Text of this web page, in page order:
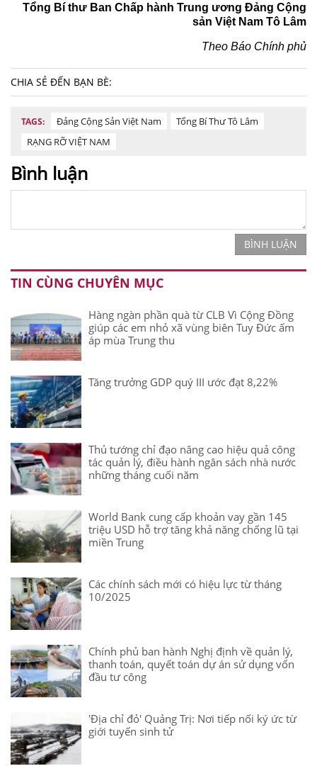
Tổng Bí thư Ban Chấp hành Trung ương Đảng Cộng
sản Việt Nam Tô Lâm
Theo Báo Chính phủ
CHIA SẺ ĐẾN BẠN BÈ:
TAGS: Đảng Cộng Sản Việt Nam
Tổng Bí Thư Tô Lâm
RẠNG RỠ VIỆT NAM
Bình luận
BÌNH LUẬN
TIN CÙNG CHUYÊN MỤC
Hàng ngàn phần quà từ CLB Vì Cộng Đồng
giúp các em nhỏ xã vùng biên Tuy Đức ấm
áp mùa Trung thu
Tăng trưởng GDP quý III ước đạt 8,22%
Thủ tướng chỉ đạo nâng cao hiệu quả công
tác quản lý, điều hành ngân sách nhà nước
những tháng cuối năm
World Bank cung cấp khoản vay gần 145
triệu USD hỗ trợ tăng khả năng chống lũ tại
miền Trung
Các chính sách mới có hiệu lực từ tháng
10/2025
Chính phủ ban hành Nghị định về quản lý,
thanh toán, quyết toán dự án sử dụng vốn
đầu tư công
'Địa chỉ đỏ' Quảng Trị: Nơi tiếp nối ký ức từ
giới tuyến sinh tử